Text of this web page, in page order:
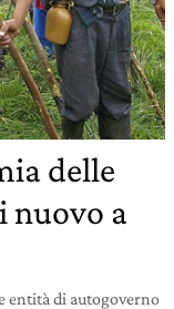
delle
nuovo a
entità di autogoverno